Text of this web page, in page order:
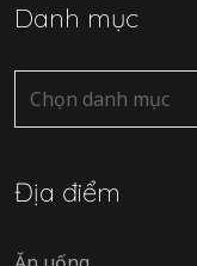
Danh mục
Danh
mục
Địa điểm